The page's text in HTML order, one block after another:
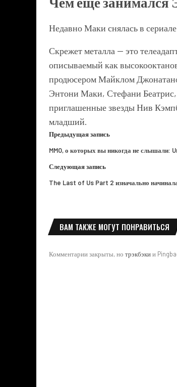
Недавно Маки снялась в
Скрежет металла — это
описываемый как
продюсером Майклом
Энтони Маки, Стефани
приглашенные звезды Нив
младший.
Предыдущая запись
MMO, о которых вы никогда не
Следующая запись
The Last of Us Part 2 изначально
ВАМ ТАКЖЕ МОГУТ ПОНРАВИТЬСЯ
Комментарии закрыты, но трэкбэкии